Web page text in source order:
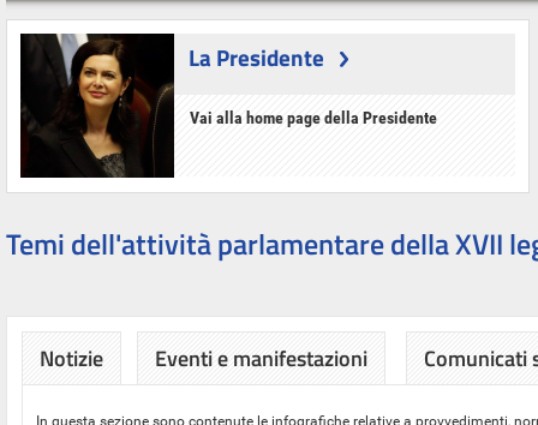
La Presidente
Vai alla home page della Presidente
Temi dell'attività parlamentare della XVII
Notizie Eventi e manifestazioni Comunicati
In questa sezione sono contenute le infografiche relative a provvedimenti,